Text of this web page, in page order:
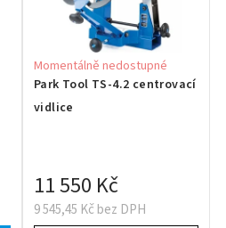
Park Tool TS-4.2 centrovací
vidlice
Momentálně nedostupné
9 545,45 Kč bez DPH
11 550 Kč